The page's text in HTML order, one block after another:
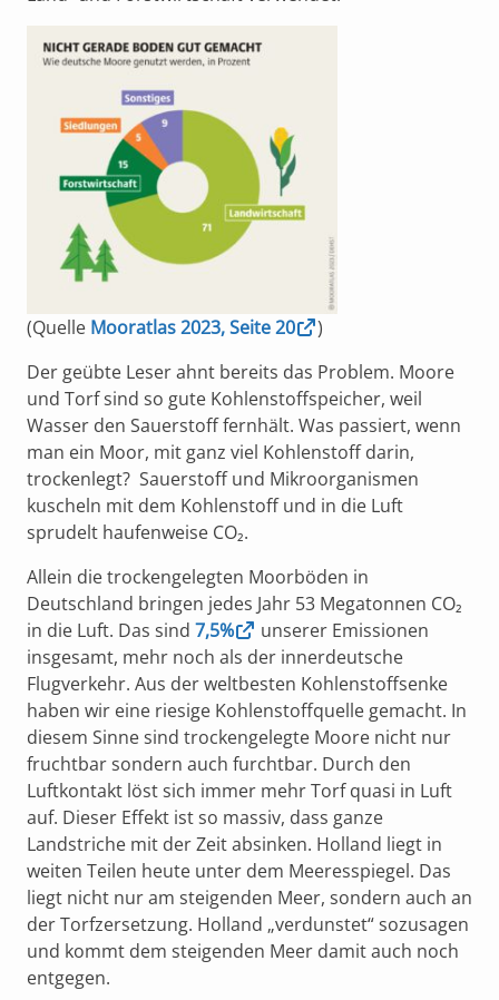
(Quelle Mooratlas 2023, Seite 20
)
Der geübte Leser ahnt bereits das Problem. Moore
und Torf sind so gute Kohlenstoffspeicher, weil
Wasser den Sauerstoff fernhält. Was passiert, wenn
man ein Moor, mit ganz viel Kohlenstoff darin,
trockenlegt? Sauerstoff und Mikroorganismen
kuscheln mit dem Kohlenstoff und in die Luft
sprudelt haufenweise CO₂.
Allein die trockengelegten Moorböden in
Deutschland bringen jedes Jahr 53 Megatonnen CO₂
in die Luft. Das sind 7,5%
unserer Emissionen
insgesamt, mehr noch als der innerdeutsche
Flugverkehr. Aus der weltbesten Kohlenstoffsenke
haben wir eine riesige Kohlenstoffquelle gemacht. In
diesem Sinne sind trockengelegte Moore nicht nur
fruchtbar sondern auch furchtbar. Durch den
Luftkontakt löst sich immer mehr Torf quasi in Luft
auf. Dieser Effekt ist so massiv, dass ganze
Landstriche mit der Zeit absinken. Holland liegt in
weiten Teilen heute unter dem Meeresspiegel. Das
liegt nicht nur am steigenden Meer, sondern auch an
der Torfzersetzung. Holland „verdunstet“ sozusagen
und kommt dem steigenden Meer damit auch noch
entgegen.